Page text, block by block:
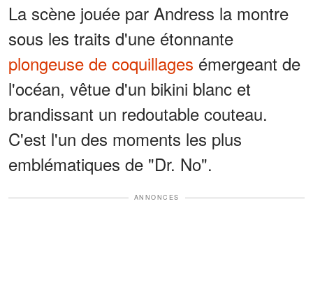
La scène jouée par Andress la montre
sous les traits d'une étonnante
plongeuse de coquillages émergeant de
l'océan, vêtue d'un bikini blanc et
brandissant un redoutable couteau.
C'est l'un des moments les plus
emblématiques de "Dr. No".
ANNONCES